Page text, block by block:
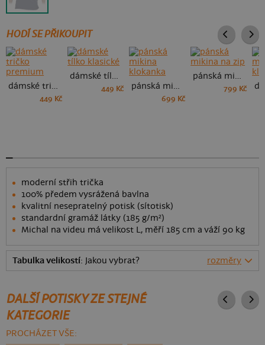
HODÍ SE PŘIKOUPIT
dámské tričko premium
449 Kč
dámské tílko klasické
449 Kč pánská mikina klokanka
699 Kč
pánská mikina na zip
799 Kč
moderní střih trička
100% předem vysrážená bavlna
kvalitní nesepratelný potisk (sítotisk)
standardní gramáž látky (185 g/m²)
Michal na videu má velikost L, měří 185 cm a váží 90 kg
Tabulka velikostí: Jakou vybrat? rozměry
DALŠÍ POTISKY ZE STEJNÉ
KATEGORIE
PROCHÁZET VŠE: